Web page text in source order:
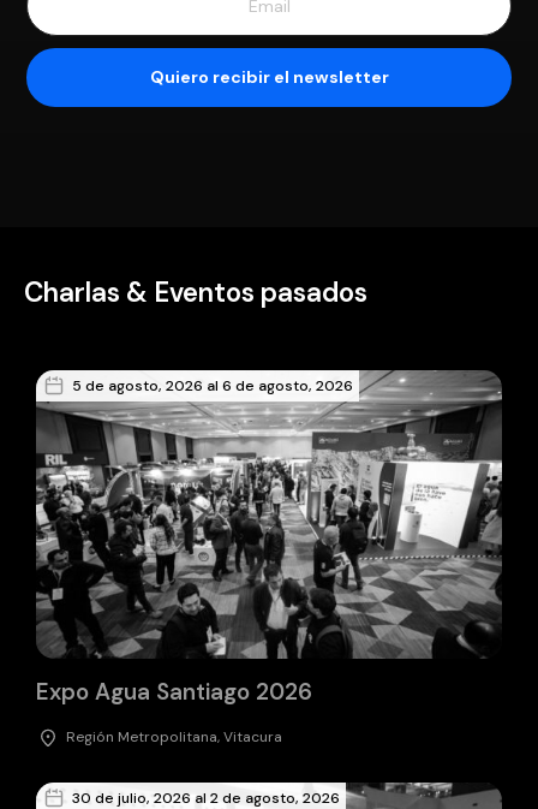
Charlas & Eventos pasados
5 de agosto, 2026 al 6 de agosto, 2026
Expo Agua Santiago 2026
Región Metropolitana, Vitacura
30 de julio, 2026 al 2 de agosto, 2026